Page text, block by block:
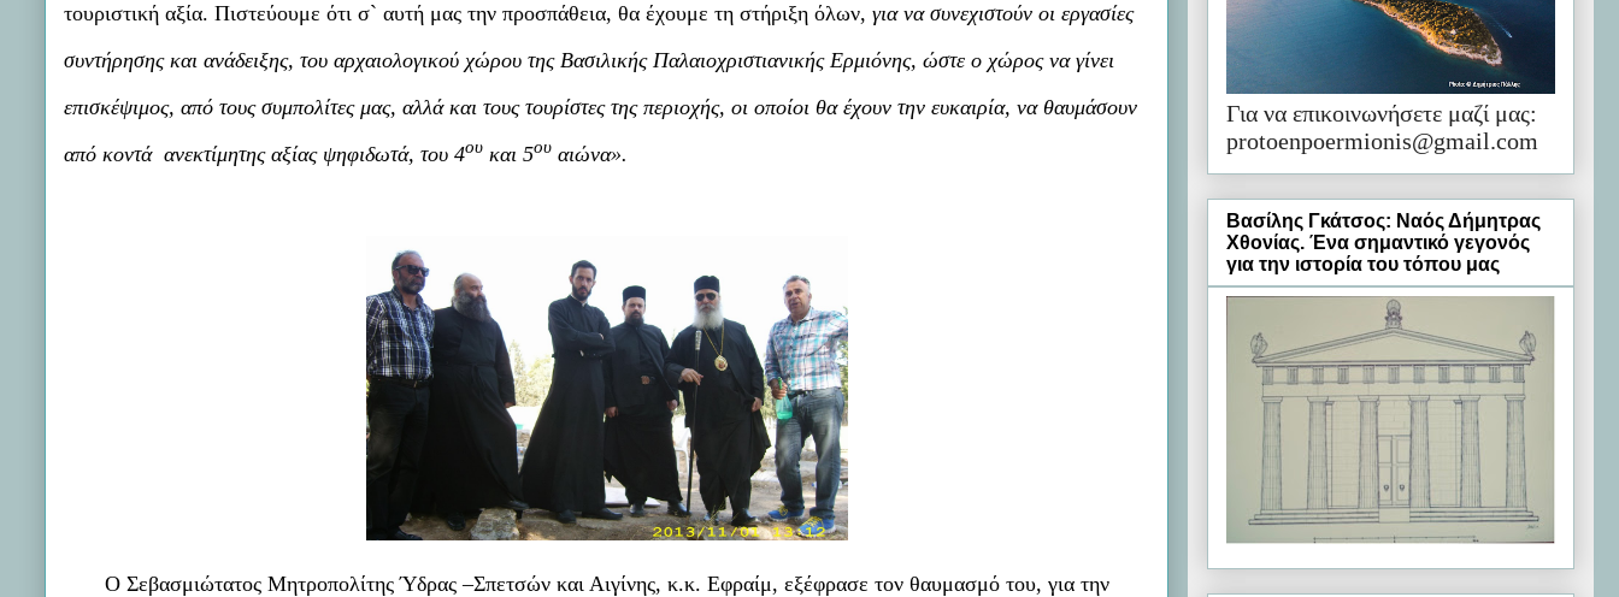
τουριστική αξία. Πιστεύουμε ότι σ` αυτή μας την προσπάθεια, θα έχουμε τη στήριξη όλων, για να συνεχιστούν οι εργασίες
συντήρησης και ανάδειξης, του αρχαιολογικού χώρου της Βασιλικής Παλαιοχριστιανικής Ερμιόνης, ώστε ο χώρος να γίνει
επισκέψιμος, από τους συμπολίτες μας, αλλά και τους τουρίστες της περιοχής, οι οποίοι θα έχουν την ευκαιρία, να θαυμάσουν
από κοντά ανεκτίμητης αξίας ψηφιδωτά, του 4ου και 5ου αιώνα».
Ο Σεβασμιώτατος Μητροπολίτης Ύδρας –Σπετσών και Αιγίνης, κ.κ. Εφραίμ, εξέφρασε τον θαυμασμό του, για την
Για να επικοινωνήσετε μαζί μας:
protoenpoermionis@gmail.com
Βασίλης Γκάτσος: Ναός Δήμητρας
Χθονίας. Ένα σημαντικό γεγονός
για την ιστορία του τόπου μας